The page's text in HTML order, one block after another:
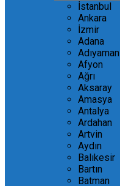
İstanbul
Ankara
İzmir
Adana
Adıyaman
Afyon
Ağrı
Aksaray
Amasya
Antalya
Ardahan
Artvin
Aydın
Balıkesir
Bartın
Batman